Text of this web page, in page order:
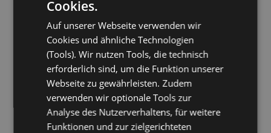
none of recipients is defined on allowed
recipients-list
03.2016
Fix: Disclaimer wird mehrfach angefügt bei
internen Mails zwischen mehreren
ExchangeServern in derselben Organisation
03.2016
Fix: OLXHtmlEditor.exe couldn't be started
05.2016
Fix: Setup: Failed to install agent because
OLXDisclaimerAgentArchiver couldn't be started
[EX2010+]
Zusätzliche Textphrasen für
Antworten/Weiterleiten (iOS)
03.2016
Aktualisierte OLXDisclaimerPlatzhalter.html
Cookies.
Auf unserer Webseite verwenden wir
Cookies und ähnliche Technologien
(Tools). Wir nutzen Tools, die technisch
erforderlich sind, um die Funktion unserer
Webseite zu gewährleisten. Zudem
verwenden wir optionale Tools zur
Analyse des Nutzerverhaltens, für weitere
Funktionen und zur zielgerichteten